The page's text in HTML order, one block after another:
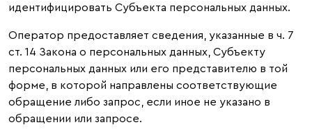
идентифицировать Субъекта персональных данных.
Оператор предоставляет сведения, указанные в ч. 7
ст. 14 Закона о персональных данных, Субъекту
персональных данных или его представителю в той
форме, в которой направлены соответствующие
обращение либо запрос, если иное не указано в
обращении или запросе.